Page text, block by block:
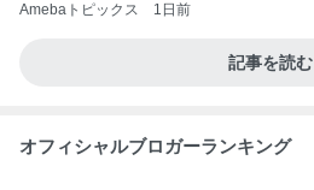
Amebaトピックス 1日前
記事を読む
オフィシャルブロガーランキング